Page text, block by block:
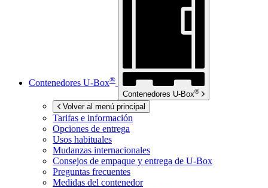
Contenedores U-Box®
Contenedores U-Box®
Volver al menú principal
Tarifas e información
Opciones de entrega
Usos habituales
Mudanzas internacionales
Consejos de empaque y entrega de U-Box
Preguntas frecuentes
Medidas del contenedor